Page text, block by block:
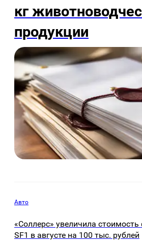
кг
продукции
Авто
«Соллерс» увеличила
SF1 в августе на 100 тыс. рублей